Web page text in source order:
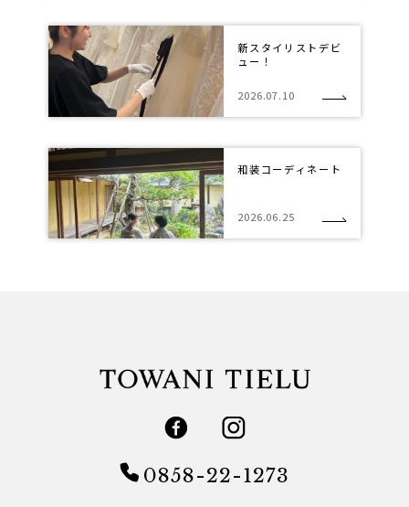
新スタイリストデビ
ュー！
2026.07.10
和装コーディネート
2026.06.25
0858-22-1273